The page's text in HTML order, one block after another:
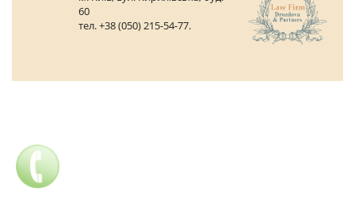
60
тел. +38 (050) 215-54-77.